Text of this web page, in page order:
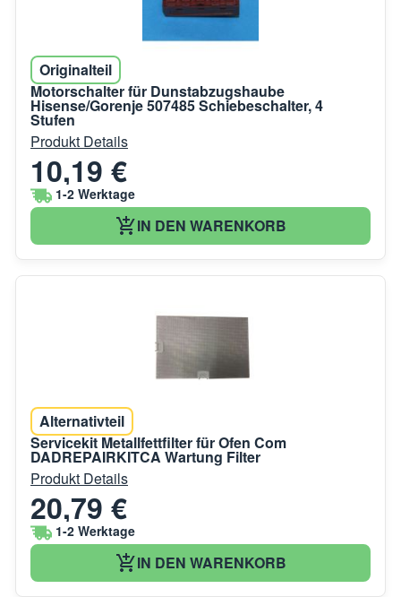
Originalteil
Motorschalter für Dunstabzugshaube
Hisense/Gorenje 507485 Schiebeschalter, 4
Stufen
Produkt Details
10,19 €
1-2 Werktage
IN DEN WARENKORB
Alternativteil
Servicekit Metallfettfilter für Ofen Com
DADREPAIRKITCA Wartung Filter
Produkt Details
20,79 €
1-2 Werktage
IN DEN WARENKORB